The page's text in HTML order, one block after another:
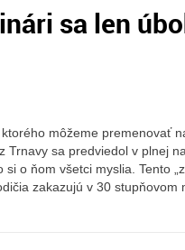
sa len
môžeme premenovať
Trnavy sa predviedol v plnej
o ňom všetci myslia. Tento
zakazujú v 30